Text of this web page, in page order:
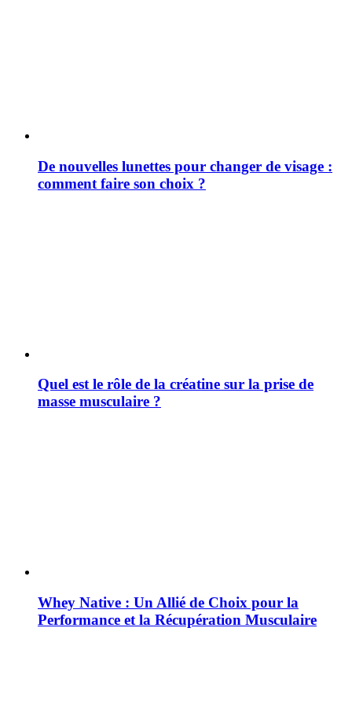
De nouvelles lunettes pour changer de visage :
comment faire son choix ?
Quel est le rôle de la créatine sur la prise de
masse musculaire ?
Whey Native : Un Allié de Choix pour la
Performance et la Récupération Musculaire